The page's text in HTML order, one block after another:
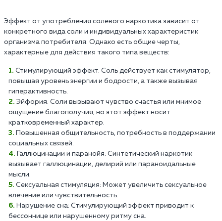
Эффект от употребления солевого наркотика зависит от
конкретного вида соли и индивидуальных характеристик
организма потребителя. Однако есть общие черты,
характерные для действия такого типа веществ:
Стимулирующий эффект. Соль действует как стимулятор,
повышая уровень энергии и бодрости, а также вызывая
гиперактивность.
Эйфория. Соли вызывают чувство счастья или мнимое
ощущение благополучия, но этот эффект носит
кратковременный характер.
Повышенная общительность, потребность в поддержании
социальных связей.
Галлюцинации и паранойя: Синтетический наркотик
вызывает галлюцинации, делирий или параноидальные
мысли.
Сексуальная стимуляция: Может увеличить сексуальное
влечение или чувствительность.
Нарушение сна: Стимулирующий эффект приводит к
бессоннице или нарушенному ритму сна.